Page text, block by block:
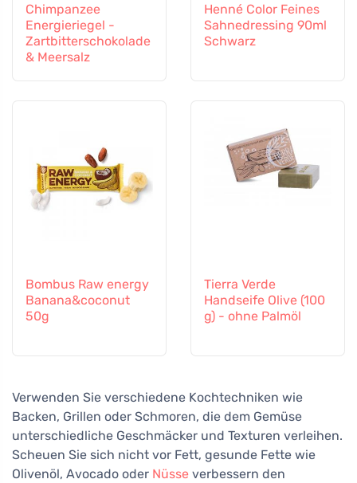
Chimpanzee
Energieriegel -
Zartbitterschokolade
& Meersalz
Henné Color Feines
Sahnedressing 90ml
Schwarz
Bombus Raw energy
Banana&coconut
50g
Tierra Verde
Handseife Olive (100
g) - ohne Palmöl
Verwenden Sie verschiedene Kochtechniken wie
Backen, Grillen oder Schmoren, die dem Gemüse
unterschiedliche Geschmäcker und Texturen verleihen.
Scheuen Sie sich nicht vor Fett, gesunde Fette wie
Olivenöl, Avocado oder Nüsse verbessern den